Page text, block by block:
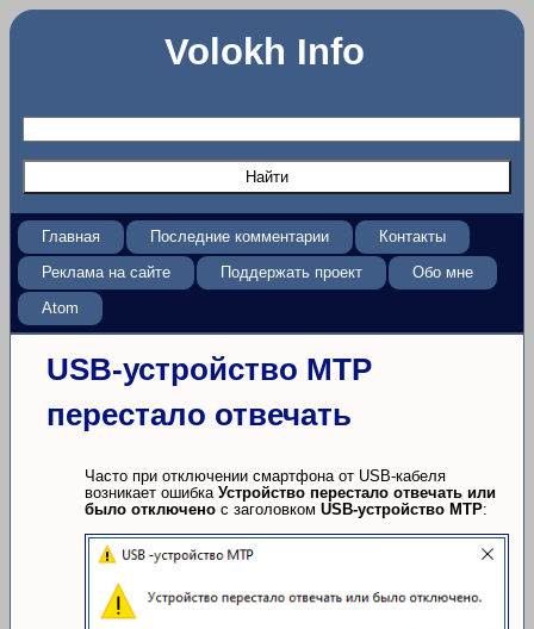
Volokh Info
Главная Последние комментарии
Контакты
Реклама на сайте
Поддержать проект
Обо мне
Atom
USB-устройство MTP
перестало отвечать
Часто при отключении смартфона от USB-кабеля
возникает ошибка Устройство перестало отвечать или
было отключено с заголовком USB-устройство MTP: